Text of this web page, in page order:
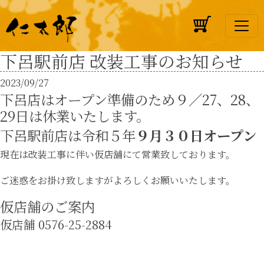
Skip
to
content
下呂駅前店 改装工事のお知らせ
2023/09/27
下呂店はオープン準備のため９／27、28、
29日は休業いたします。
下呂駅前店は令和５年９月３０日オープン
現在は改装工事に伴い仮店舗にて営業致しております。
ご迷惑をお掛け致しますがよろしくお願いいたします。
仮店舗のご案内
仮店舗 0576-25-2884